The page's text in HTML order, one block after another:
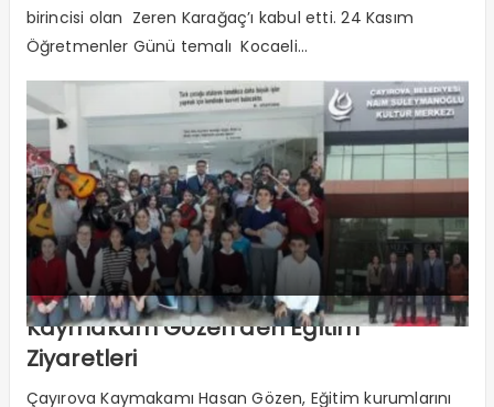
birincisi olan Zeren Karağaç’ı kabul etti. 24 Kasım
Öğretmenler Günü temalı Kocaeli...
Kaymakam Gözen’den Eğitim
Ziyaretleri
Çayırova Kaymakamı Hasan Gözen, Eğitim kurumlarını